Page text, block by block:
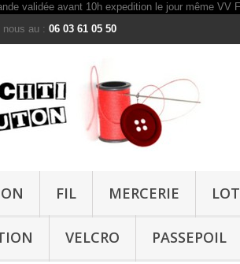
nous au : 06 03 61 05 50
FIL MERCERIE LOT
VELCRO PASSEPOIL